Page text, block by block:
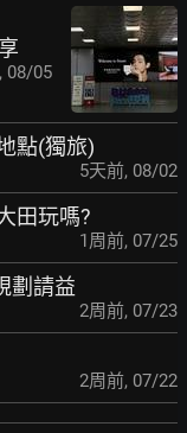
, 08/05
點(獨旅)
5天前, 08/02
田玩嗎?
1周前, 07/25
劃請益
2周前, 07/23
2周前, 07/22